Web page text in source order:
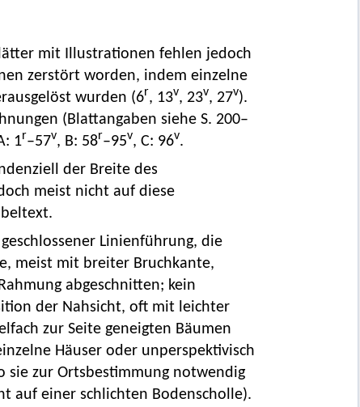
mit Illustrationen fehlen jedoch
zerstört worden, indem einzelne
wurden (6r, 13v, 23v, 27v).
(Blattangaben siehe S. 200–
1r–57v, B: 58r–95v, C: 96v.
der Breite des
meist nicht auf diese
Linienführung, die
meist mit breiter Bruchkante,
abgeschnitten; kein
der Nahsicht, oft mit leichter
zur Seite geneigten Bäumen
Häuser oder unperspektivisch
sie zur Ortsbestimmung notwendig
auf einer schlichten Bodenscholle).